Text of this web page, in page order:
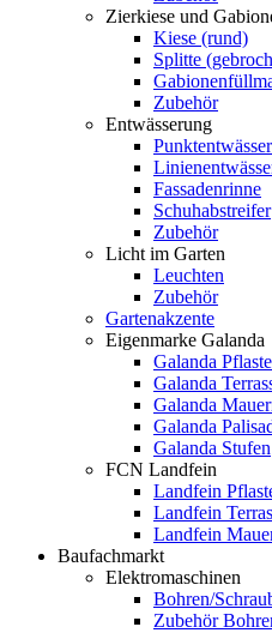
Zierkiese und
Kiese (rund)
Splitte
Zubehör
Entwässerung
Fassadenrinne
Schuhabstreifer
Zubehör
Licht im Garten
Leuchten
Zubehör
Gartenakzente
Eigenmarke Galanda
Galanda
Galanda
Galanda
Galanda
Galanda Stufen
FCN Landfein
Landfein
Landfein
Landfein
Baufachmarkt
Elektromaschinen
Bohren/
Zubehör